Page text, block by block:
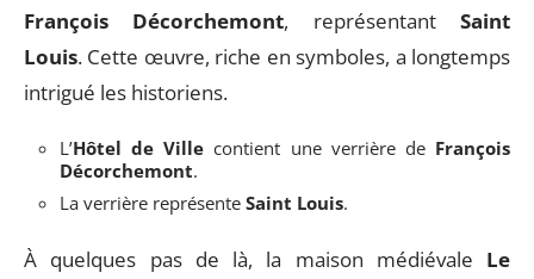
François Décorchemont, représentantSaint
Louis. Cette œuvre, riche en symboles, a longtemps
intrigué les historiens.
L’Hôtel de Ville contient une verrière de François
Décorchemont.
La verrière représente Saint Louis.
À quelques pas de là, la maison médiévale Le